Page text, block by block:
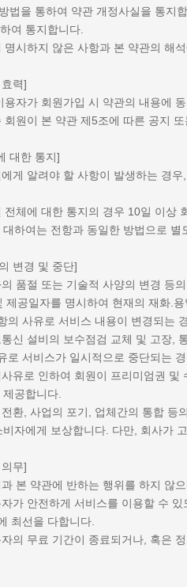
법을 통하여 약관 개정사실을 통지
여 통지합니다.
명시하지 않은 사항과 본 약관의 해
력]
용자가 회원가입 시 약관의 내용에
회원이 본 약관 제5조에 따른 공지
대한 통지]
게 알려야 할 사항이 발생하는 경
전체에 대한 통지의 경우 10일 이상
하여는 전항과 동일한 방법으로 별
변경 및 중단]
품절 또는 기술적 사양의 변경 등
제공일자를 명시하여 현재의 재화.
의 사유로 서비스 내용이 변경되는
신 설비의 보수점검 교체 및 고장,
로 서비스가 일시적으로 중단되는
유로 인하여 회원이 프리미엄권
공합니다.
환, 사업의 포기, 업체간의 통합 등
자에게 보상합니다. 다만, 회사가
무]
본 약관에 반하는 행위를 하지 않
가 안전하게 서비스를 이용할 수
최선을 다합니다.
의 무료 기간이 종료되거나, 혹은